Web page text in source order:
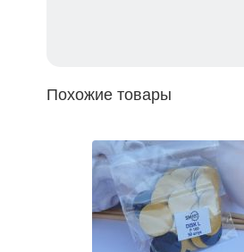
Похожие товары